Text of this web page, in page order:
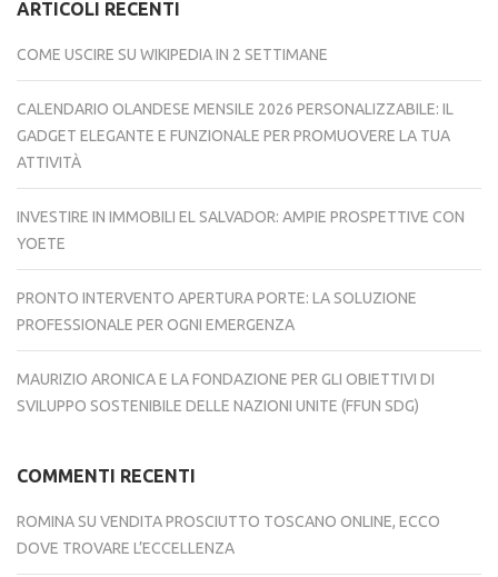
ARTICOLI RECENTI
COME USCIRE SU WIKIPEDIA IN 2 SETTIMANE
CALENDARIO OLANDESE MENSILE 2026 PERSONALIZZABILE: IL
GADGET ELEGANTE E FUNZIONALE PER PROMUOVERE LA TUA
ATTIVITÀ
INVESTIRE IN IMMOBILI EL SALVADOR: AMPIE PROSPETTIVE CON
YOETE
PRONTO INTERVENTO APERTURA PORTE: LA SOLUZIONE
PROFESSIONALE PER OGNI EMERGENZA
MAURIZIO ARONICA E LA FONDAZIONE PER GLI OBIETTIVI DI
SVILUPPO SOSTENIBILE DELLE NAZIONI UNITE (FFUN SDG)
COMMENTI RECENTI
ROMINA SU VENDITA PROSCIUTTO TOSCANO ONLINE, ECCO
DOVE TROVARE L’ECCELLENZA